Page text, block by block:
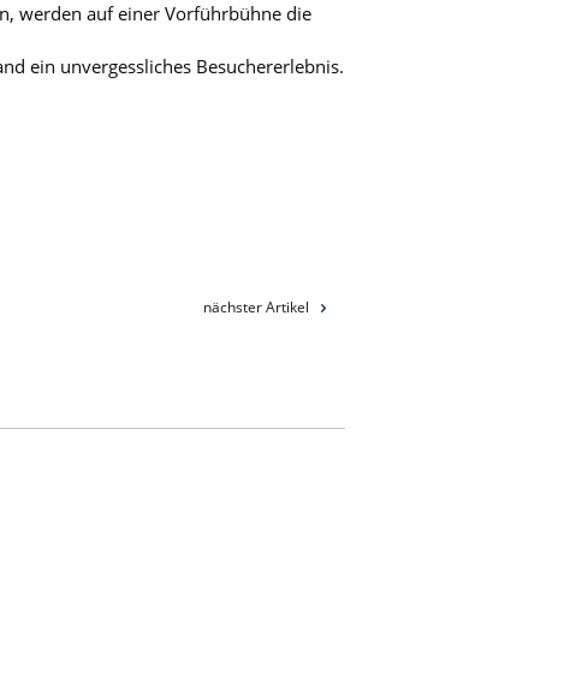
werden auf einer Vorführbühne die
ein unvergessliches Besuchererlebnis.
nächster Artikel